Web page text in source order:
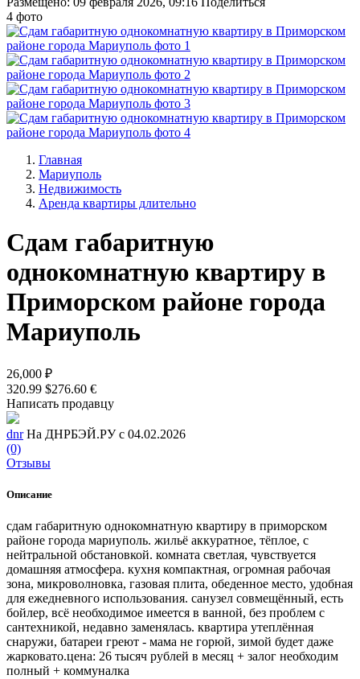
4 фото
Главная
Мариуполь
Недвижимость
Аренда квартиры длительно
Сдам габаритную
однокомнатную квартиру в
Приморском районе города
Мариуполь
26,000 ₽
320.99 $276.60 €
Написать продавцу
dnr На ДНРБЭЙ.РУ с 04.02.2026
(0)
Отзывы
Описание
сдам габаритную однокомнатную квартиру в приморском
районе города мариуполь. жильё аккуратное, тёплое, с
нейтральной обстановкой. комната светлая, чувствуется
домашняя атмосфера. кухня компактная, огромная рабочая
зона, микроволновка, газовая плита, обеденное место, удобная
для ежедневного использования. санузел совмещённый, есть
бойлер, всё необходимое имеется в ванной, без проблем с
сантехникой, недавно заменялась. квартира утеплённая
снаружи, батареи греют - мама не горюй, зимой будет даже
жарковато.цена: 26 тысяч рублей в месяц + залог необходим
полный + коммуналка